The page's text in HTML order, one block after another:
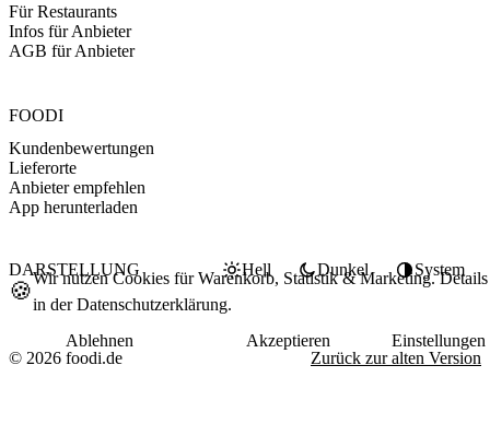
Für Restaurants
Infos für Anbieter
AGB für Anbieter
FOODI
Kundenbewertungen
Lieferorte
Anbieter empfehlen
App herunterladen
DARSTELLUNG Hell Dunkel System
© 2026 foodi.de Zurück zur alten Version
🍪Wir nutzen Cookies für Warenkorb, Statistik & Marketing. Details
in derDatenschutzerklärung.
Ablehnen
Akzeptieren Einstellungen